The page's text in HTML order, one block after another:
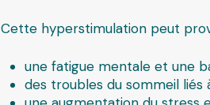
Cette hyperstimulation peut
une fatigue mentale et une
des troubles du sommeil liés